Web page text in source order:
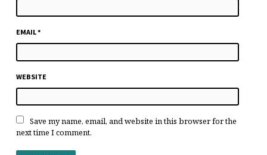
EMAIL*
WEBSITE
Save my name, email, and website in this browser for the
next time I comment.